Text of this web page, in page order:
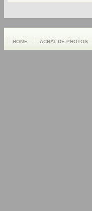
HOME ACHAT DE PHOTOS